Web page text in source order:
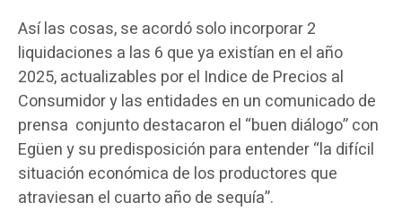
Así las cosas, se acordó solo incorporar 2
liquidaciones a las 6 que ya existían en el año
2025, actualizables por el Indice de Precios al
Consumidor y las entidades en un comunicado de
prensa conjunto destacaron el “buen diálogo” con
Egüen y su predisposición para entender “la difícil
situación económica de los productores que
atraviesan el cuarto año de sequía”.